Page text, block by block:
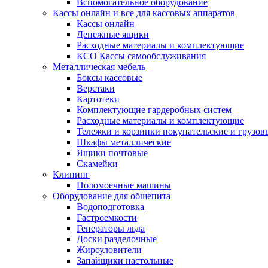
Вспомогательное оборудование
Кассы онлайн и все для кассовых аппаратов
Кассы онлайн
Денежные ящики
Расходные материалы и комплектующие
КСО Кассы самообслуживания
Металлическая мебель
Боксы кассовые
Верстаки
Картотеки
Комплектующие гардеробных систем
Расходные материалы и комплектующие
Тележки и корзинки покупательские и
Шкафы металлические
Ящики почтовые
Скамейки
Клининг
Поломоечные машины
Оборудование для общепита
Водоподготовка
Гастроемкости
Генераторы льда
Доски разделочные
Жироуловители
Запайщики настольные